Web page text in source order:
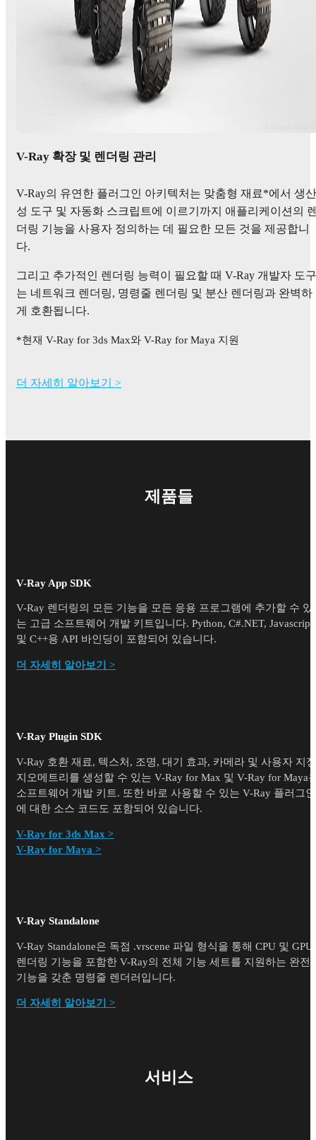
V-Ray 확장 및 렌더링 관리
V-Ray의 유연한 플러그인 아키텍처는 맞춤형 재료*에서 생산
성 도구 및 자동화 스크립트에 이르기까지 애플리케이션의
더링 기능을 사용자 정의하는 데 필요한 모든 것을 제공합니
다.
그리고 추가적인 렌더링 능력이 필요할 때 V-Ray 개발자 도구
는 네트워크 렌더링, 명령줄 렌더링 및 분산 렌더링과 완벽하
게 호환됩니다.
*현재 V-Ray for 3ds Max와 V-Ray for Maya 지원
더 자세히 알아보기 >
제품들
V-Ray App SDK
V-Ray 렌더링의 모든 기능을 모든 응용 프로그램에 추가할 수 있
는 고급 소프트웨어 개발 키트입니다. Python, C#.NET, Javascript
및 C++용 API 바인딩이 포함되어 있습니다.
더 자세히 알아보기 >
V-Ray Plugin SDK
V-Ray 호환 재료, 텍스처, 조명, 대기 효과, 카메라 및 사용자 지정
지오메트리를 생성할 수 있는 V-Ray for Max 및 V-Ray for Maya
소프트웨어 개발 키트. 또한 바로 사용할 수 있는 V-Ray 플러그인
에 대한 소스 코드도 포함되어 있습니다.
V-Ray for 3ds Max >
V-Ray for Maya >
V-Ray Standalone
V-Ray Standalone은 독점 .vrscene 파일 형식을 통해 CPU 및 GPU
렌더링 기능을 포함한 V-Ray의 전체 기능 세트를 지원하는 완전
기능을 갖춘 명령줄 렌더러입니다.
더 자세히 알아보기 >
서비스